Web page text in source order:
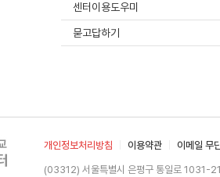
센터이용도우미
묻고답하기
개인정보처리방침 이용약관 이메일 무
(03312) 서울특별시 은평구 통일로 1031-